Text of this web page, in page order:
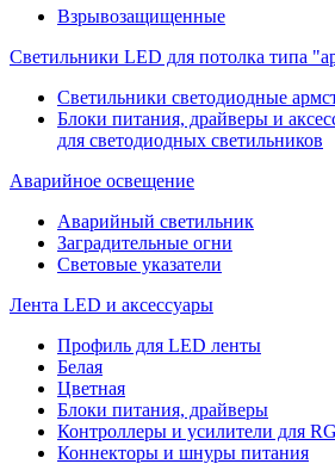
Взрывозащищенные
Светильники LED для потолка типа
Светильники светодиодные
Блоки питания, драйверы и
для светодиодных светильников
Аварийное освещение
Аварийный светильник
Заградительные огни
Световые указатели
Лента LED и аксессуары
Профиль для LED ленты
Белая
Цветная
Блоки питания, драйверы
Контроллеры и усилители для
Коннекторы и шнуры питания